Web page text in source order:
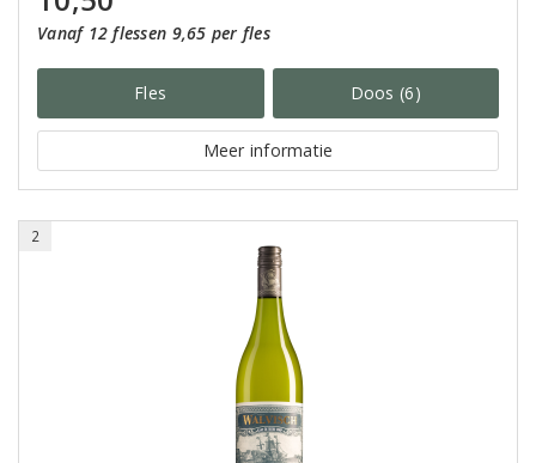
Vanaf 12 flessen 9,65 per fles
Fles Doos (6)
Meer informatie
2